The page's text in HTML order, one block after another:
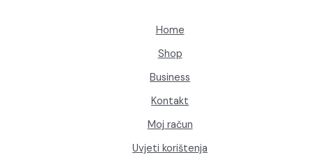
Home
Shop
Business
Kontakt
Moj račun
Uvjeti korištenja